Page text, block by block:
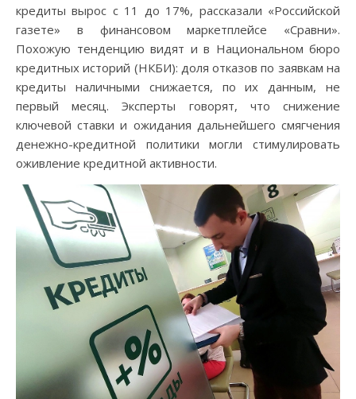
кредиты вырос с 11 до 17%, рассказали «Российской
газете» в финансовом маркетплейсе «Сравни».
Похожую тенденцию видят и в Национальном бюро
кредитных историй (НКБИ): доля отказов по заявкам на
кредиты наличными снижается, по их данным, не
первый месяц. Эксперты говорят, что снижение
ключевой ставки и ожидания дальнейшего смягчения
денежно-кредитной политики могли стимулировать
оживление кредитной активности.